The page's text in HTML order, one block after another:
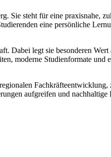
Sie steht für eine praxisnahe,
eine persönliche
Dabei legt sie besonderen
moderne Studienformate und
Fachkräfteentwicklung,
aufgreifen und nachhaltige